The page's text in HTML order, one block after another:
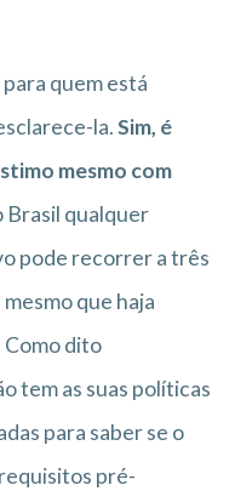
quem está
la.Sim, é
mesmo com
Brasil qualquer
pode recorrer a três
que haja
Como dito
tem as suas políticas
para saber se o
pré-